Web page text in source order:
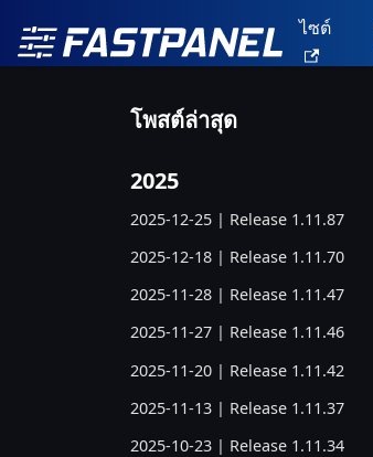
ไซต์
โพสต์ล่าสุด
2025
2025-12-25 | Release 1.11.87
2025-12-18 | Release 1.11.70
2025-11-28 | Release 1.11.47
2025-11-27 | Release 1.11.46
2025-11-20 | Release 1.11.42
2025-11-13 | Release 1.11.37
2025-10-23 | Release 1.11.34